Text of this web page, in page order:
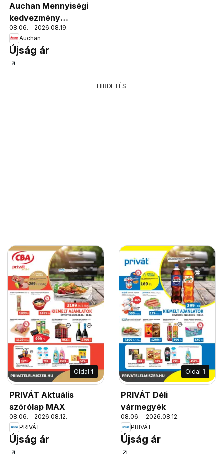
Auchan Mennyiségi
kedvezmény
ajánlataink
08.06. - 2026.08.19.
Auchan
Újság ár
HIRDETÉS
Oldal 1
PRIVÁT Aktuális
szórólap MAX
08.06. - 2026.08.12.
PRIVÁT
Újság ár
Oldal 1
PRIVÁT Déli
vármegyék
08.06. - 2026.08.12.
PRIVÁT
Újság ár